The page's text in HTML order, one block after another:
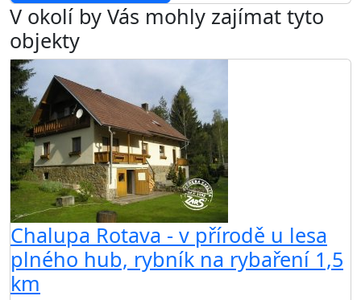
V okolí by Vás mohly zajímat tyto
objekty
Chalupa Rotava - v přírodě u lesa
plného hub, rybník na rybaření 1,5
km